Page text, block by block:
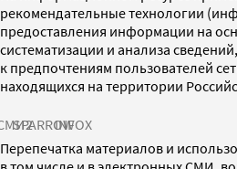
рекомендательные технологии
предоставления информации на
систематизации и анализа
к предпочтениям пользователей
находящихся на территории
SPARROWINFOX
Перепечатка материалов и